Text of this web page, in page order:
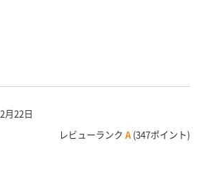
月22日
レビューランク A (347ポイント)